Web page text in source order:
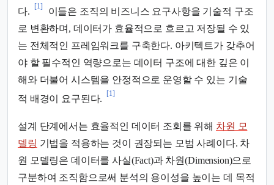
다.
[1]
이들은 조직의 비즈니스 요구사항을 기술적 구조
로 변환하며, 데이터가 효율적으로 흐르고 저장될 수 있
는 전체적인 프레임워크를 구축한다. 아키텍트가 갖추어
야 할 필수적인 역량으로는 데이터 구조에 대한 깊은 이
해와 더불어 시스템을 안정적으로 운영할 수 있는 기술
적 배경이 요구된다.
[1]
설계 단계에서는 효율적인 데이터 조회를 위해 차원 모
델링 기법을 적용하는 것이 권장되는 모범 사례이다. 차
원 모델링은 데이터를 사실(Fact)과 차원(Dimension)으로
구분하여 조직함으로써 분석의 용이성을 높이는 데 목적